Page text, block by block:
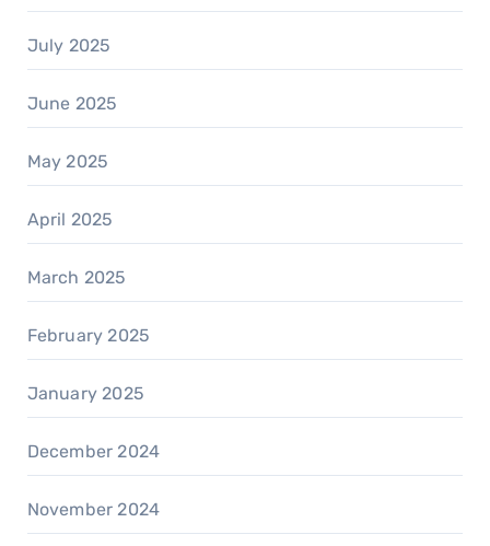
July 2025
June 2025
May 2025
April 2025
March 2025
February 2025
January 2025
December 2024
November 2024